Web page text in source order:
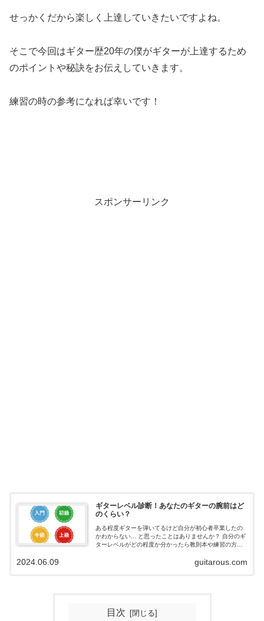
せっかくだから楽しく上達していきたいですよね。
そこで今回はギター歴20年の僕がギターが上達するため
のポイントや秘訣をお伝えしていきます。
練習の時の参考になれば幸いです！
スポンサーリンク
ギターレベル診断！あなたのギターの腕前はど
のくらい？
ある程度ギターを弾いてるけど自分が初心者卒業したの
かわからない... と思ったことはありませんか？ 自分のギ
ターレベルがどの程度か分かったら教則本や練習の方針
guitarous.com
2024.06.09
目次